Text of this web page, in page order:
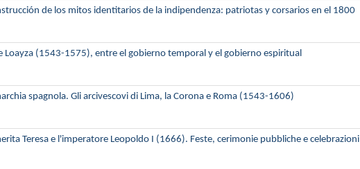
de los mitos identitarios de la indipendenza: patriotas y corsarios en el 1800
Loayza (1543-1575), entre el gobierno temporal y el gobierno espiritual
spagnola. Gli arcivescovi di Lima, la Corona e Roma (1543-1606)
Teresa e l'imperatore Leopoldo I (1666). Feste, cerimonie pubbliche e